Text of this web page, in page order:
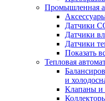
Промышленная
Датчики
Датчики
Датчики
Показать
Тепловая
и
Клапаны и